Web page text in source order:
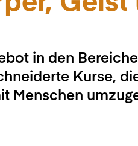
in den
Kurse,
Menschen